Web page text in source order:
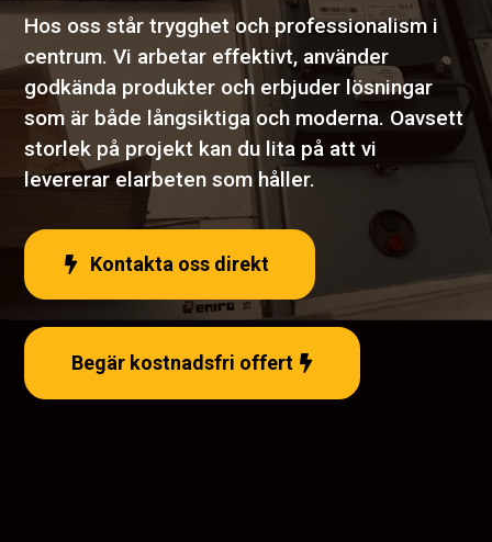
Hos oss står trygghet och professionalism i
centrum. Vi arbetar effektivt, använder
godkända produkter och erbjuder lösningar
som är både långsiktiga och moderna. Oavsett
storlek på projekt kan du lita på att vi
levererar elarbeten som håller.
Kontakta oss direkt
Begär kostnadsfri offert